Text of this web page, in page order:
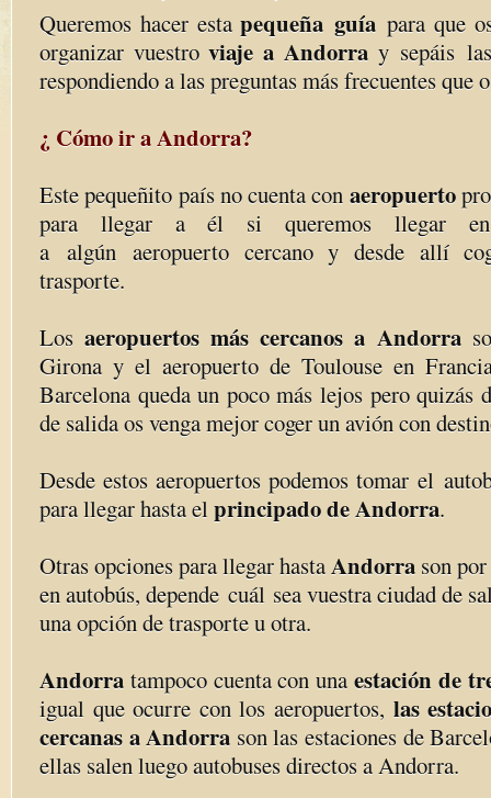
Queremos hacer estapequeña guía para que
organizar vuestroviaje a Andorray sepáis las
respondiendo a las preguntas más frecuentes que
¿ Cómo ir a Andorra?
Este pequeñito país no cuenta con aeropuerto
para llegar a él si queremos llegar
a algún aeropuerto cercano y desde allí
trasporte.
Losaeropuertos más cercanos a Andorra
Girona y el aeropuerto de Toulouse en
Barcelona queda un poco más lejos pero quizás
de salida os venga mejor coger un avión con
Desde estos aeropuertos podemos tomar el
para llegar hasta el principado de Andorra.
Otras opciones para llegar hastaAndorra son
en autobús, depende cuál sea vuestra ciudad de
una opción de trasporte u otra.
Andorra tampoco cuenta con unaestación de
igual que ocurre con los aeropuertos, las
cercanas a Andorra son las estaciones de
ellas salen luego autobuses directos a Andorra.